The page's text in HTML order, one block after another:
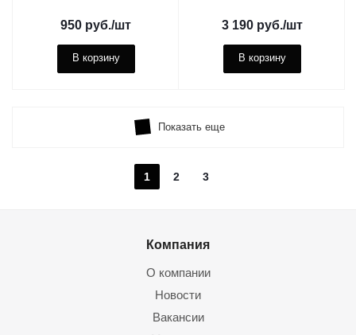
950 руб./шт
В корзину
3 190руб./шт
В корзину
Показать еще
1 2 3
Компания
О компании
Новости
Вакансии